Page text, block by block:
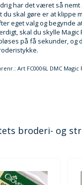
har det været så
du skal gøre er at klippe
eget valg og begynde
skal du skylle Magic
på få sekunder, og
Art FC0006L DMC
broderi- og